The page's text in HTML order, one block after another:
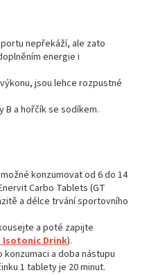
nepřekáží, ale zato
energie i
jsou lehce rozpustné
B a hořčík se sodíkem.
konzumovat od 6 do 14
Carbo Tablets (GT
a délce trvání sportovního
a poté zapijte
Isotonic Drink).
a doba nástupu
1 tablety je 20 minut.